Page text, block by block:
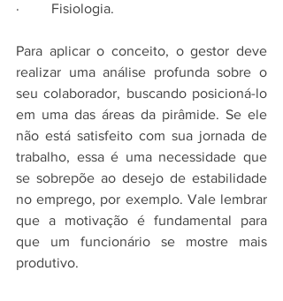
·         Fisiologia.
Para aplicar o conceito, o gestor deve
realizar uma análise profunda sobre o
seu colaborador, buscando posicioná-lo
em uma das áreas da pirâmide. Se ele
não está satisfeito com sua jornada de
trabalho, essa é uma necessidade que
se sobrepõe ao desejo de estabilidade
no emprego, por exemplo. Vale lembrar
que a motivação é fundamental para
que um funcionário se mostre mais
produtivo.